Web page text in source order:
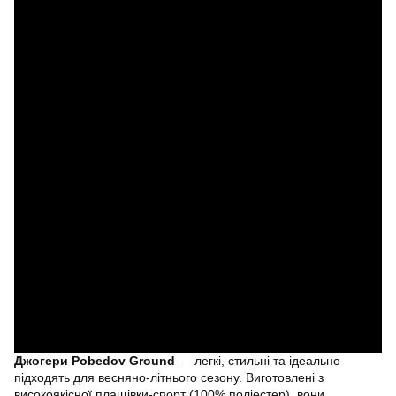
Джогери Pobedov Ground — легкі, стильні та ідеально
підходять для весняно-літнього сезону. Виготовлені з